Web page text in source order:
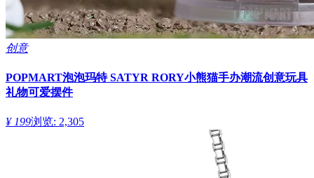
创意
POPMART泡泡玛特 SATYR RORY小熊猫手办潮流创意玩具
礼物可爱摆件
¥ 199浏览: 2,305